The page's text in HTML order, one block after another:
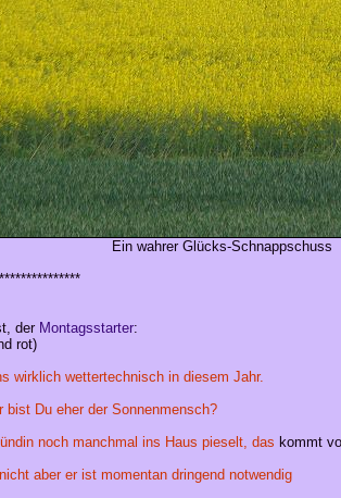
Ein wahrer Glücks-Schnappschuss
der Montagsstarter:
rot)
wirklich wettertechnisch in diesem Jahr.
bist Du eher der Sonnenmensch?
noch manchmal ins Haus pieselt, das kommt
aber er ist momentan dringend notwendig